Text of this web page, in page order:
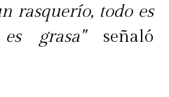
rasquerío, todo es
grasa"señaló